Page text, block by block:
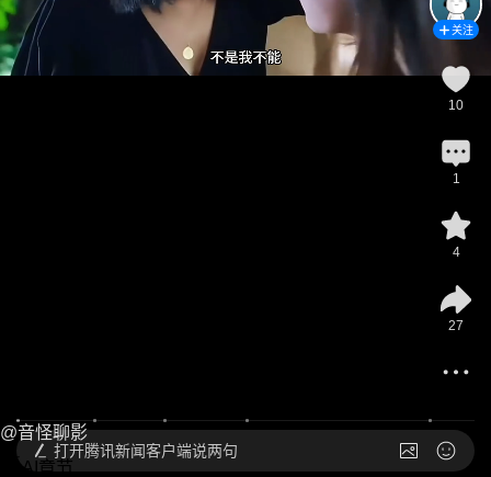
@音怪聊影
AI章节
关注
10
1
4
27
打开腾讯新闻客户端说两句